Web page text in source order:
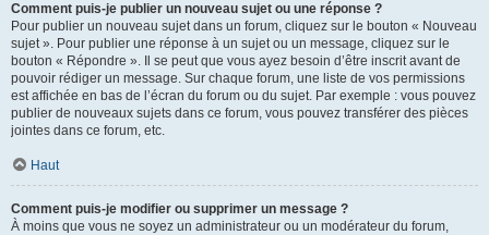
Comment puis-je publier un nouveau sujet ou une réponse ?
Pour publier un nouveau sujet dans un forum, cliquez sur le bouton « Nouveau
sujet ». Pour publier une réponse à un sujet ou un message, cliquez sur le
bouton « Répondre ». Il se peut que vous ayez besoin d’être inscrit avant de
pouvoir rédiger un message. Sur chaque forum, une liste de vos permissions
est affichée en bas de l’écran du forum ou du sujet. Par exemple : vous pouvez
publier de nouveaux sujets dans ce forum, vous pouvez transférer des pièces
jointes dans ce forum, etc.
Haut
Comment puis-je modifier ou supprimer un message ?
À moins que vous ne soyez un administrateur ou un modérateur du forum,